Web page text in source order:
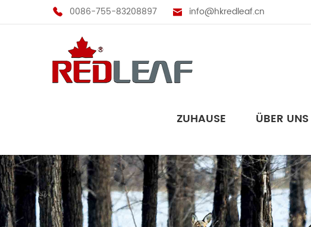
0086-755-83208897 info@hkredleaf.cn
ZUHAUSE ÜBER UNS